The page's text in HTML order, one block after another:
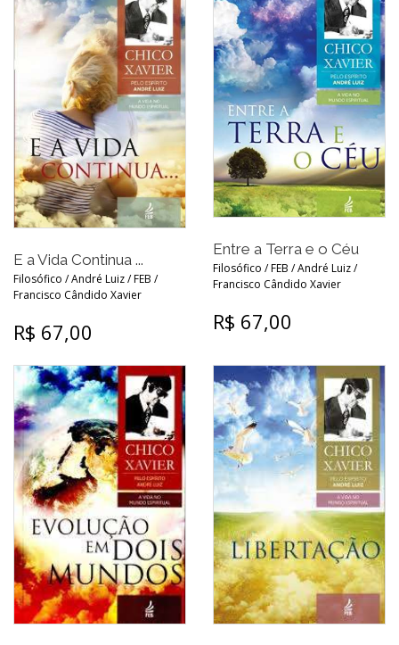
E a Vida Continua ...
Filosófico / André Luiz / FEB /
Francisco Cândido Xavier
R$ 67,00
Entre a Terra e o Céu
Filosófico / FEB / André Luiz /
Francisco Cândido Xavier
R$ 67,00